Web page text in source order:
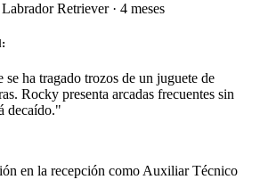
Labrador Retriever· 4 meses
se ha tragado trozos de un juguete de
Rocky presenta arcadas frecuentes sin
decaído."
en la recepción como Auxiliar Técnico